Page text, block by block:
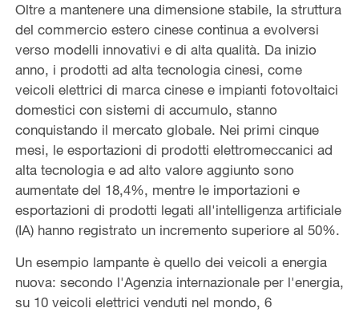
Oltre a mantenere una dimensione stabile, la struttura
del commercio estero cinese continua a evolversi
verso modelli innovativi e di alta qualità. Da inizio
anno, i prodotti ad alta tecnologia cinesi, come
veicoli elettrici di marca cinese e impianti fotovoltaici
domestici con sistemi di accumulo, stanno
conquistando il mercato globale. Nei primi cinque
mesi, le esportazioni di prodotti elettromeccanici ad
alta tecnologia e ad alto valore aggiunto sono
aumentate del 18,4%, mentre le importazioni e
esportazioni di prodotti legati all'intelligenza artificiale
(IA) hanno registrato un incremento superiore al 50%.
Un esempio lampante è quello dei veicoli a energia
nuova: secondo l'Agenzia internazionale per l'energia,
su 10 veicoli elettrici venduti nel mondo, 6